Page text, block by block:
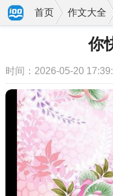
首页 作文大全
你
时间：2026-05-20